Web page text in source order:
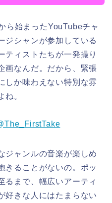
ら始まったYouTubeチャ
ジシャンが参加している
ティストたちが一発撮り
画なんだ。だから、緊張
しか味わえない特別な雰
ね。
ジャンルの音楽が楽しめ
きることがないの。ポッ
るまで、幅広いアーティ
好きな人にはたまらない